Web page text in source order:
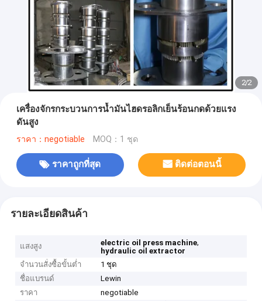
2/2
เครื่องจักรกระบวนการน้ำมันไฮดรอลิกเย็นร้อนกดด้วยแรง
ดันสูง
ราคา：negotiable MOQ：1 ชุด
ราคาถูกที่สุด ติดต่อตอนนี้
รายละเอียดสินค้า
แสงสูง electric oil press machine,
hydraulic oil extractor
จำนวนสั่งซื้อขั้นต่ำ
1 ชุด
ชื่อแบรนด์
Lewin
ราคา
negotiable